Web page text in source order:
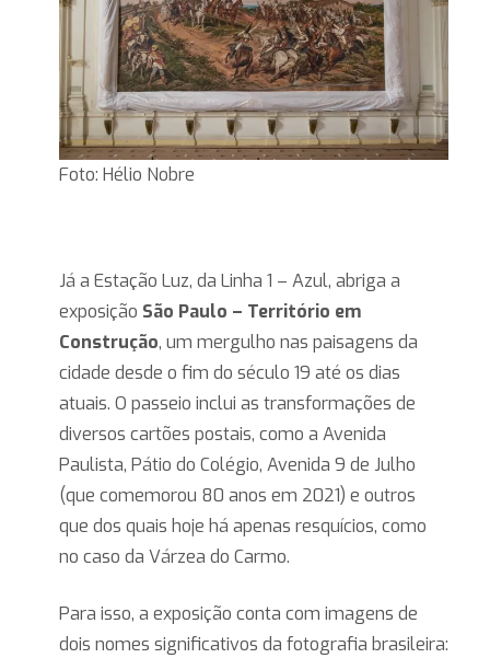
Foto: Hélio Nobre
Já a Estação Luz, da Linha 1 – Azul, abriga a
exposição São Paulo – Território em
Construção, um mergulho nas paisagens da
cidade desde o fim do século 19 até os dias
atuais. O passeio inclui as transformações de
diversos cartões postais, como a Avenida
Paulista, Pátio do Colégio, Avenida 9 de Julho
(que comemorou 80 anos em 2021) e outros
que dos quais hoje há apenas resquícios, como
no caso da Várzea do Carmo.
Para isso, a exposição conta com imagens de
dois nomes significativos da fotografia brasileira: